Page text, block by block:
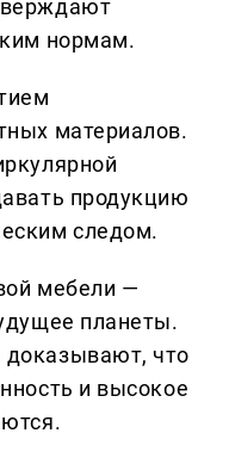
нормам.
материалов.
продукцию
следом.
мебели —
планеты.
что
и высокое